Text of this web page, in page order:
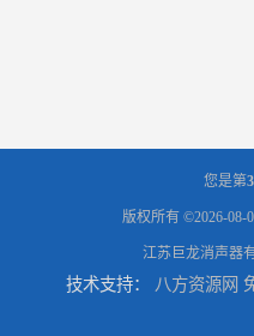
您是第
版权所有 ©2026-08-
江苏巨龙消声器
技术支持： 八方资源网